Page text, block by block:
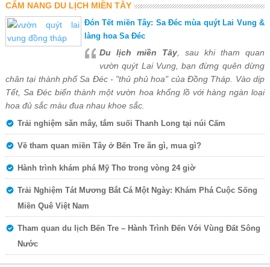
CẨM NANG DU LỊCH MIỀN TÂY
Đón Tết miền Tây: Sa Đéc mùa quýt Lai Vung &
làng hoa Sa Đéc
Du lịch miền Tây , sau khi tham quan
vườn quýt Lai Vung, bạn đừng quên dừng
chân tại thành phố Sa Đéc - "thủ phủ hoa" của Đồng Tháp. Vào dịp
Tết, Sa Đéc biến thành một vườn hoa khổng lồ với hàng ngàn loại
hoa đủ sắc màu đua nhau khoe sắc.
Trải nghiệm săn mây, tắm suối Thanh Long tại núi Cấm
Về tham quan miền Tây ở Bến Tre ăn gì, mua gì?
Hành trình khám phá Mỹ Tho trong vòng 24 giờ
Trải Nghiệm Tát Mương Bắt Cá Một Ngày: Khám Phá Cuộc Sống
Miền Quê Việt Nam
Tham quan du lịch Bến Tre – Hành Trình Đến Với Vùng Đất Sông
Nước